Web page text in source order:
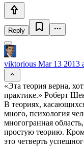
Reply
viktorious Mar 13 2013
«Эта теория верна,
практике.» Роберт
В теориях,
много, психология
многогранная
простую теорию.
это четверть